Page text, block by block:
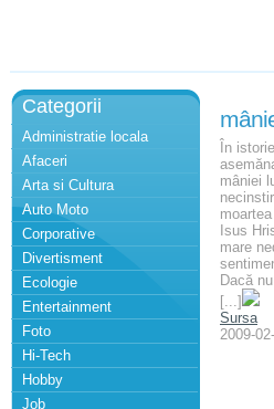
Categorii
Administratie locala
Afaceri
Arta si Cultura
Auto Moto
Corporative
Divertisment
Ecologie
Entertainment
Foto
Hi-Tech
Hobby
Job
În
mâniei
Isus
mare
Dacă
[...]
Sursa
2009-